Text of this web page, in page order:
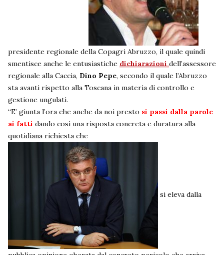
presidente regionale della Copagri Abruzzo, il quale quindi
smentisce anche le entusiastiche dichiarazionidell’assessore
regionale alla Caccia, Dino Pepe, secondo il quale l’Abruzzo
sta avanti rispetto alla Toscana in materia di controllo e
gestione ungulati.
“E’ giunta l’ora che anche da noi presto si passi dalla parole
ai fatti dando così una risposta concreta e duratura alla
quotidiana richiesta che
si eleva dalla